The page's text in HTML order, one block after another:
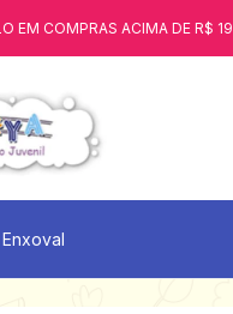
EM COMPRAS ACIMA DE R$
Enxoval